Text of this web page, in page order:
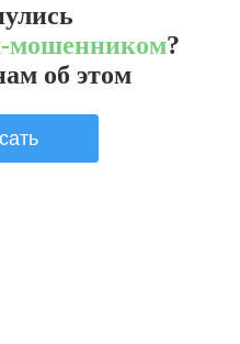
мошенником?
об этом